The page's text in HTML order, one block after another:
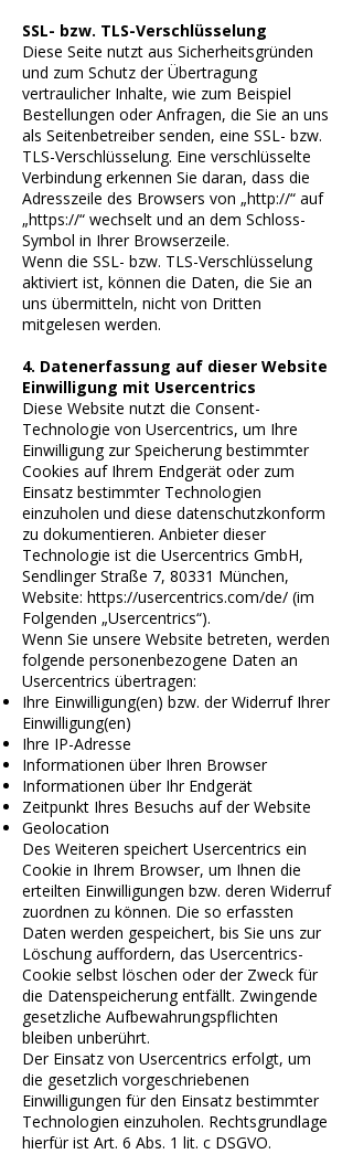
SSL- bzw. TLS-Verschlüsselung
Diese Seite nutzt aus Sicherheitsgründen
und zum Schutz der Übertragung
vertraulicher Inhalte, wie zum Beispiel
Bestellungen oder Anfragen, die Sie an uns
als Seitenbetreiber senden, eine SSL- bzw.
TLS-Verschlüsselung. Eine verschlüsselte
Verbindung erkennen Sie daran, dass die
Adresszeile des Browsers von „http://“ auf
„https://“ wechselt und an dem Schloss-
Symbol in Ihrer Browserzeile.
Wenn die SSL- bzw. TLS-Verschlüsselung
aktiviert ist, können die Daten, die Sie an
uns übermitteln, nicht von Dritten
mitgelesen werden.
4. Datenerfassung auf dieser Website
Einwilligung mit Usercentrics
Diese Website nutzt die Consent-
Technologie von Usercentrics, um Ihre
Einwilligung zur Speicherung bestimmter
Cookies auf Ihrem Endgerät oder zum
Einsatz bestimmter Technologien
einzuholen und diese datenschutzkonform
zu dokumentieren. Anbieter dieser
Technologie ist die Usercentrics GmbH,
Sendlinger Straße 7, 80331 München,
Website: https://usercentrics.com/de/ (im
Folgenden „Usercentrics“).
Wenn Sie unsere Website betreten, werden
folgende personenbezogene Daten an
Usercentrics übertragen:
Ihre Einwilligung(en) bzw. der Widerruf Ihrer
Einwilligung(en)
Ihre IP-Adresse
Informationen über Ihren Browser
Informationen über Ihr Endgerät
Zeitpunkt Ihres Besuchs auf der Website
Geolocation
Des Weiteren speichert Usercentrics ein
Cookie in Ihrem Browser, um Ihnen die
erteilten Einwilligungen bzw. deren Widerruf
zuordnen zu können. Die so erfassten
Daten werden gespeichert, bis Sie uns zur
Löschung auffordern, das Usercentrics-
Cookie selbst löschen oder der Zweck für
die Datenspeicherung entfällt. Zwingende
gesetzliche Aufbewahrungspflichten
bleiben unberührt.
Der Einsatz von Usercentrics erfolgt, um
die gesetzlich vorgeschriebenen
Einwilligungen für den Einsatz bestimmter
Technologien einzuholen. Rechtsgrundlage
hierfür ist Art. 6 Abs. 1 lit. c DSGVO.